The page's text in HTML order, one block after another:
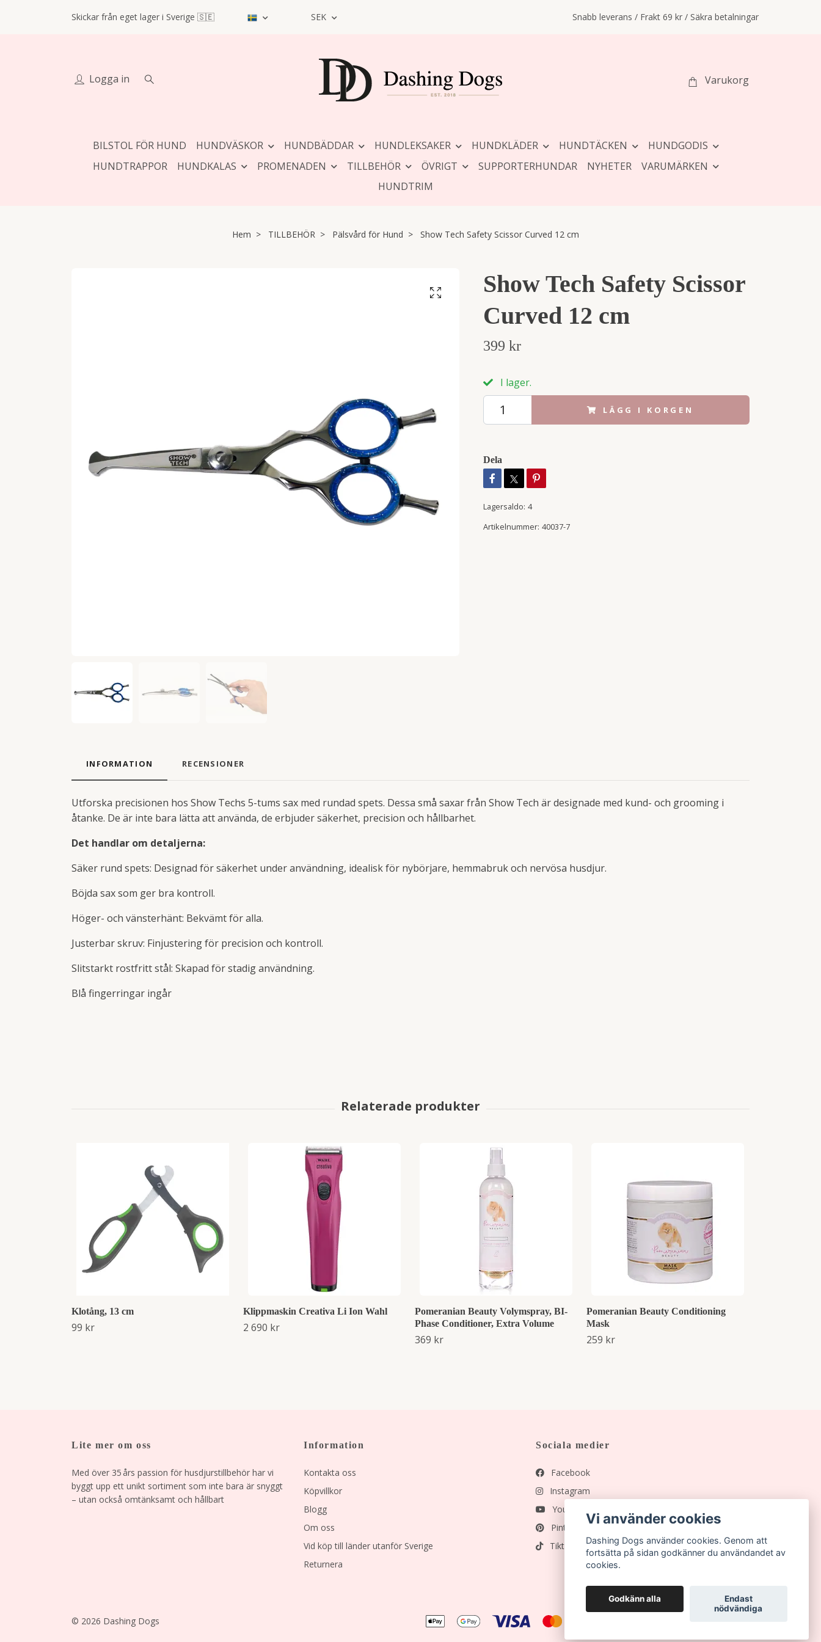
Skickar från eget lager i Sverige 🇸🇪 SEK Snabb leverans / Frakt 69 kr / Säkra betalningar
Logga in Varukorg
BILSTOL FÖR HUND HUNDVÄSKOR HUNDBÄDDAR HUNDLEKSAKER HUNDKLÄDER HUNDTÄCKEN
HUNDGODIS
HUNDTRAPPOR
HUNDKALAS PROMENADEN TILLBEHÖR ÖVRIGT SUPPORTERHUNDAR NYHETER
VARUMÄRKEN
HUNDTRIM
Hem TILLBEHÖR Pälsvård för Hund Show Tech Safety Scissor Curved 12 cm
Show Tech Safety Scissor
Curved 12 cm
399 kr
I lager.
LÄGG I KORGEN
Dela
Lagersaldo: 4
Artikelnummer: 40037-7
INFORMATION RECENSIONER
Utforska precisionen hos Show Techs 5-tums sax med rundad spets. Dessa små saxar från Show Tech är designade med kund- och grooming i
åtanke. De är inte bara lätta att använda, de erbjuder säkerhet, precision och hållbarhet.
Det handlar om detaljerna:
Säker rund spets: Designad för säkerhet under användning, idealisk för nybörjare, hemmabruk och nervösa husdjur.
Böjda sax som ger bra kontroll.
Höger- och vänsterhänt: Bekvämt för alla.
Justerbar skruv: Finjustering för precision och kontroll.
Slitstarkt rostfritt stål: Skapad för stadig användning.
Blå fingerringar ingår
Klotång, 13 cm
99 kr
Klippmaskin Creativa Li Ion Wahl
2 690 kr
Pomeranian Beauty Volymspray, BI-
Phase Conditioner, Extra Volume
369 kr
Pomeranian Beauty Conditioning
Mask
259 kr
Lite mer om oss
Med över 35 års passion för husdjurstillbehör har vi
byggt upp ett unikt sortiment som inte bara är snyggt
– utan också omtänksamt och hållbart
Information
Kontakta oss
Köpvillkor
Blogg
Om oss
Vid köp till länder utanför Sverige
Returnera
Sociala medier
Facebook
Instagram
YouTube
Pinterest
Tiktok
© 2026 Dashing Dogs
Vi använder cookies
Dashing Dogs använder cookies. Genom att
fortsätta på sidan godkänner du användandet av
cookies.
Godkänn alla
Endast
nödvändiga